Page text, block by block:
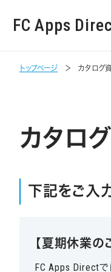
FC Apps
トップページ カタログ
カタロ
下記をご入
【夏期休業の
FC Apps Direct